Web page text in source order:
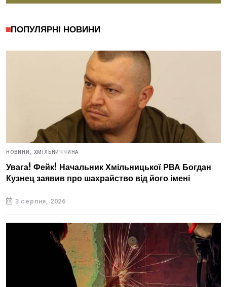
ПОПУЛЯРНІ НОВИНИ
НОВИНИ, ХМІЛЬНИЧЧИНА
Увага! Фейк! Начальник Хмільницької РВА Богдан
Кузнец заявив про шахрайство від його імені
3 серпня, 2026